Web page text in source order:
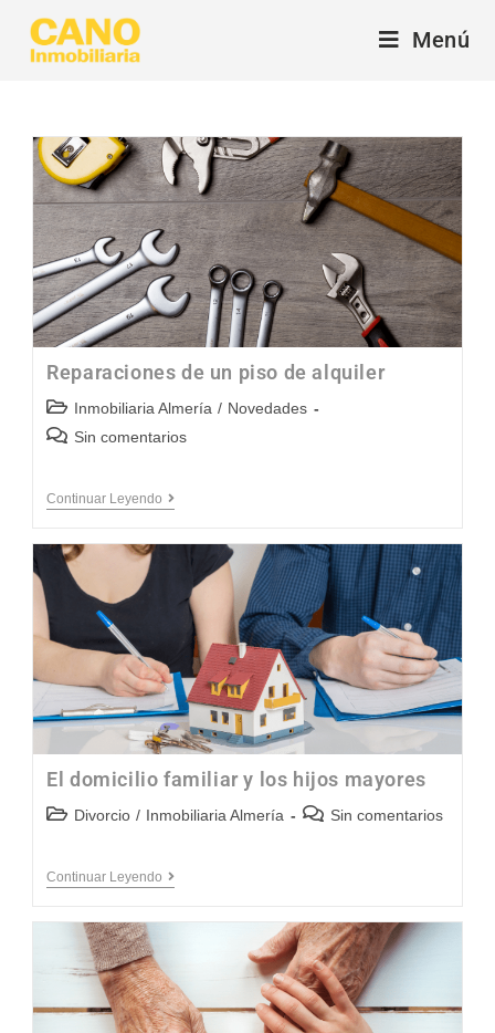
Menú
Reparaciones de un piso de alquiler
Inmobiliaria Almería / Novedades
Sin comentarios
Continuar Leyendo
El domicilio familiar y los hijos mayores
Divorcio / Inmobiliaria Almería Sin comentarios
Continuar Leyendo